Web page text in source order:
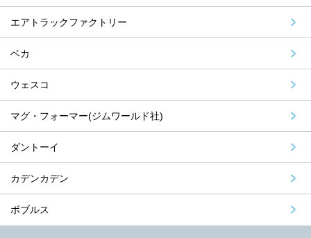
エアトラックファクトリー
ベカ
ウェスコ
マグ・フォーマー(ジムワールド社)
ダントーイ
カデンカデン
ボブルス